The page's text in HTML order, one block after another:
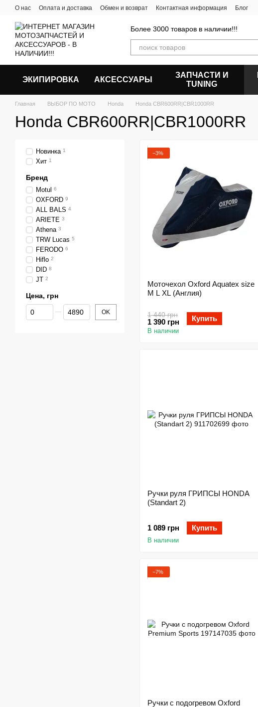
Перейти к основному контенту
О нас Оплата и доставка Обмен и возврат Контактная информация Блог
Более 3000 товаров в наличии!!!
ЭКИПИРОВКА АКСЕССУАРЫ
ЗАПЧАСТИ И
ТUNING
Главная ВЫБОР ПО МОТО Honda Honda CBR600RR|CBR1000RR
Honda CBR600RR|CBR1000RR
−3%
Моточехол Oxford Aquatex size
M L XL (Англия)
1 440 грн
1 390 грн Купить
В наличии
Ручки руля ГРИПСЫ HONDA
(Standart 2)
1 089 грн Купить
В наличии
−7%
Ручки с подогревом Oxford
Новинка 1
Хит 1
Бренд
Motul 6
OXFORD 9
ALL BALS 4
ARIETE 3
Athena 3
TRW Lucas 5
FERODO 6
Hiflo 2
DID 8
JT 2
Цена, грн
От Цена, грн
До Цена, грн OK